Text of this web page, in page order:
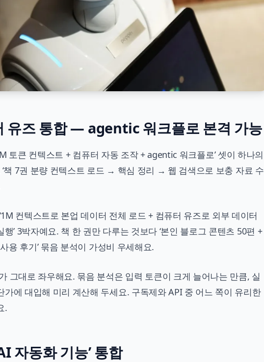
유즈 통합 — agentic 워크플로 본격 가능
토큰 컨텍스트 + 컴퓨터 자동 조작 + agentic 워크플로’ 셋이 하나의
책 7권 분량 컨텍스트 로드 → 핵심 정리 → 웹 검색으로 보충 자료 수
컨텍스트로 본업 데이터 전체 로드 + 컴퓨터 유즈로 외부 데이터
’ 3박자예요. 책 한 권만 다루는 것보다 ‘본인 블로그 콘텐츠 50편 +
용 후기’ 묶음 분석이 가성비 우세해요.
그대로 좌우해요. 묶음 분석은 입력 토큰이 크게 늘어나는 만큼, 실
에 대입해 미리 계산해 두세요. 구독제와 API 중 어느 쪽이 유리한
.
자동화 기능’ 통합